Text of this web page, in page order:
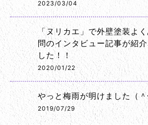
2023/03/04
「ヌリカエ」で外壁塗装よ
問のインタビュー記事が紹介
した！！
2020/01/22
やっと梅雨が明けました（
2019/07/29